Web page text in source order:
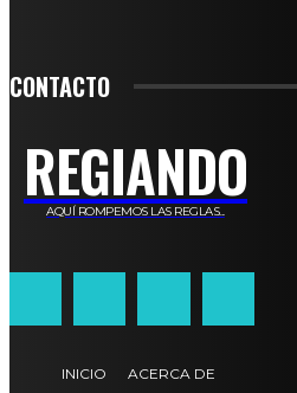
CONTACTO
REGIANDO
AQUÍ ROMPEMOS LAS REGLAS...
INICIO ACERCA DE